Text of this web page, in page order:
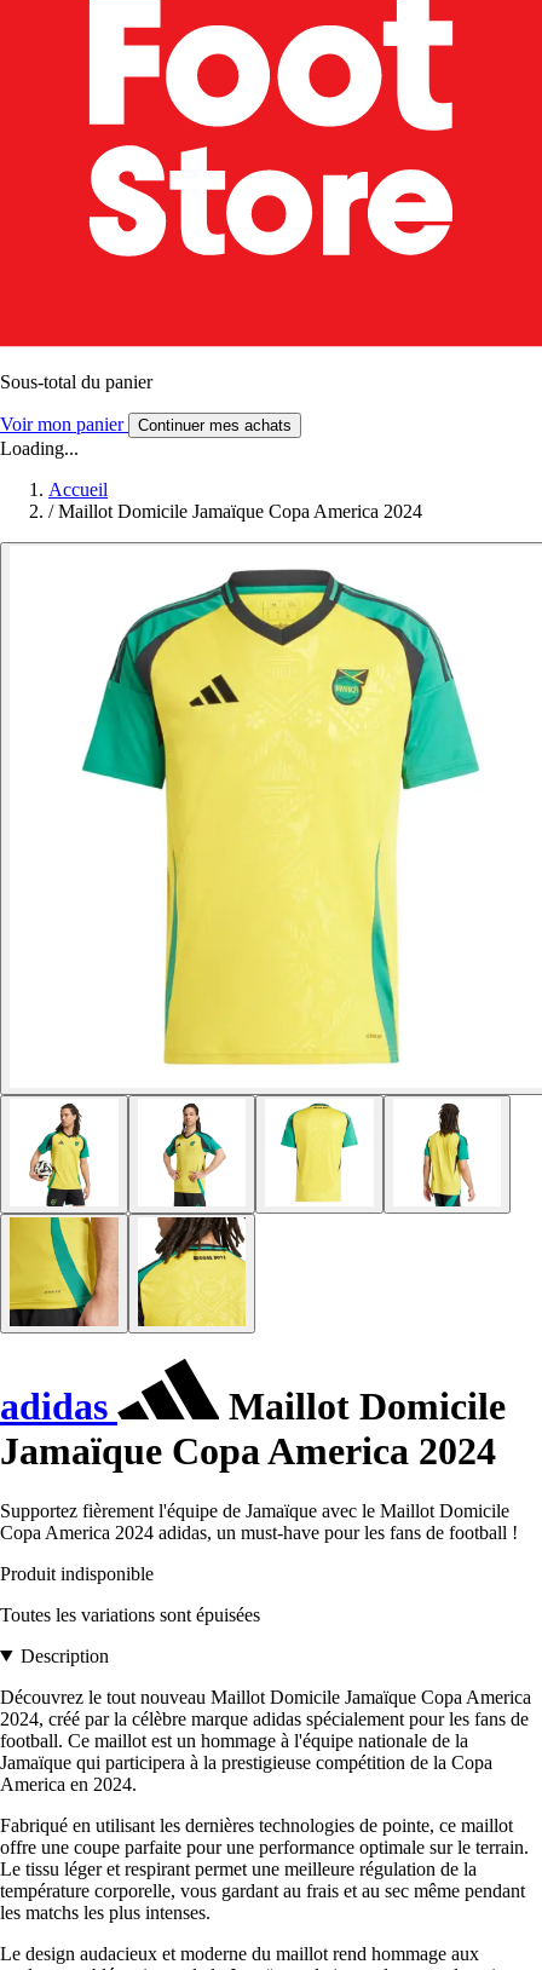
Sous-total du panier
Voir mon panier Continuer mes achats
Loading...
Accueil
/ Maillot Domicile Jamaïque Copa America 2024
adidas
Maillot Domicile
Jamaïque Copa America 2024
Supportez fièrement l'équipe de Jamaïque avec le Maillot Domicile
Copa America 2024 adidas, un must-have pour les fans de football !
Produit indisponible
Toutes les variations sont épuisées
Description
Découvrez le tout nouveau Maillot Domicile Jamaïque Copa America
2024, créé par la célèbre marque adidas spécialement pour les fans de
football. Ce maillot est un hommage à l'équipe nationale de la
Jamaïque qui participera à la prestigieuse compétition de la Copa
America en 2024.
Fabriqué en utilisant les dernières technologies de pointe, ce maillot
offre une coupe parfaite pour une performance optimale sur le terrain.
Le tissu léger et respirant permet une meilleure régulation de la
température corporelle, vous gardant au frais et au sec même pendant
les matchs les plus intenses.
Le design audacieux et moderne du maillot rend hommage aux